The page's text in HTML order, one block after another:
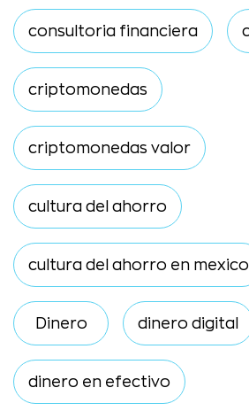
consultoria financiera
criptomonedas
criptomonedas valor
cultura del ahorro
cultura del ahorro en mexico
Dinero dinero digital
dinero en efectivo